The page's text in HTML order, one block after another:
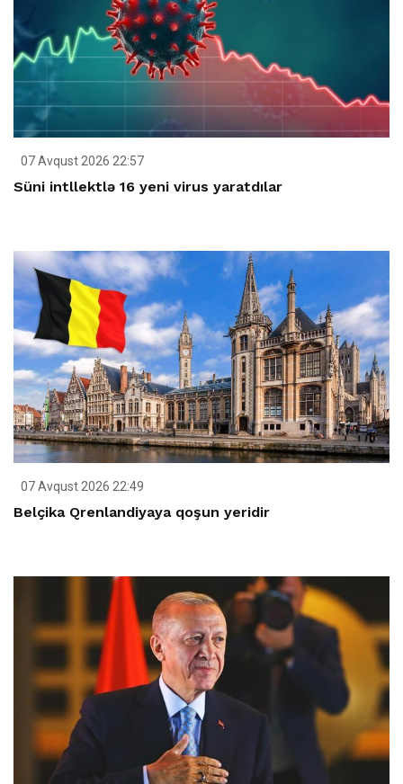
07 Avqust 2026 22:57
Süni intllektlə 16 yeni virus yaratdılar
07 Avqust 2026 22:49
Belçika Qrenlandiyaya qoşun yeridir